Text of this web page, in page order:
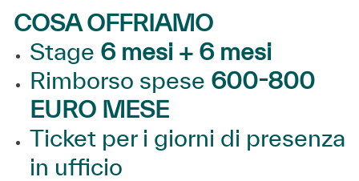
COSA OFFRIAMO
Stage 6 mesi + 6 mesi
Rimborso spese 600-800
EURO MESE
Ticket per i giorni di presenza
in ufficio